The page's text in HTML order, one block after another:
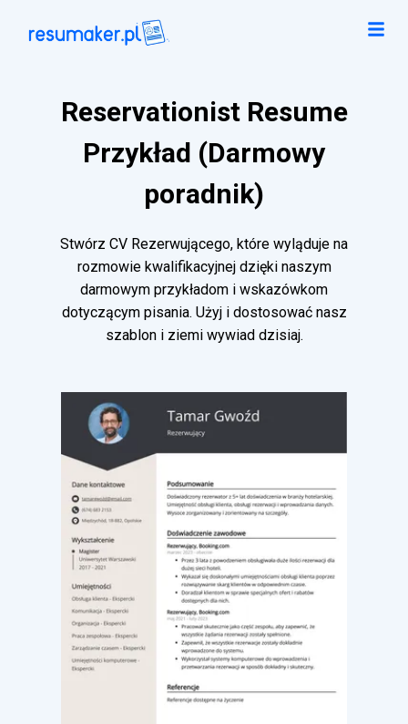
Reservationist Resume
Przykład (Darmowy
poradnik)
Stwórz CV Rezerwującego, które wyląduje na
rozmowie kwalifikacyjnej dzięki naszym
darmowym przykładom i wskazówkom
dotyczącym pisania. Użyj i dostosować nasz
szablon i ziemi wywiad dzisiaj.